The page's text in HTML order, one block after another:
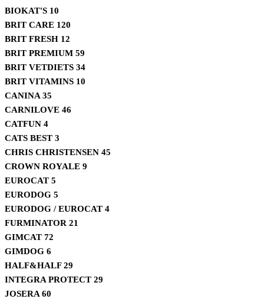
BIOKAT'S 10
BRIT CARE 120
BRIT FRESH 12
BRIT PREMIUM 59
BRIT VETDIETS 34
BRIT VITAMINS 10
CANINA 35
CARNILOVE 46
CATFUN 4
CATS BEST 3
CHRIS CHRISTENSEN 45
CROWN ROYALE 9
EUROCAT 5
EURODOG 5
EURODOG / EUROCAT 4
FURMINATOR 21
GIMCAT 72
GIMDOG 6
HALF&HALF29
INTEGRA PROTECT 29
JOSERA 60